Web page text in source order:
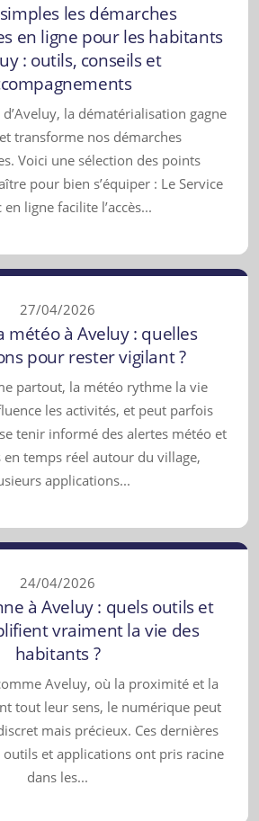
les démarches
en ligne pour les habitants
: outils, conseils et
la dématérialisation gagne
transforme nos démarches
Voici une sélection des points
pour bien s’équiper : Le Service
en ligne facilite l’accès...
27/04/2026
météo à Aveluy : quelles
pour rester vigilant ?
partout, la météo rythme la vie
les activités, et peut parfois
tenir informé des alertes météo et
en temps réel autour du village,
applications...
24/04/2026
à Aveluy : quels outils et
vraiment la vie des
habitants ?
Aveluy, où la proximité et la
tout leur sens, le numérique peut
mais précieux. Ces dernières
outils et applications ont pris racine
dans les...